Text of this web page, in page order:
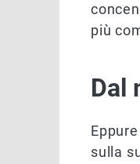
più
Dal
sulla